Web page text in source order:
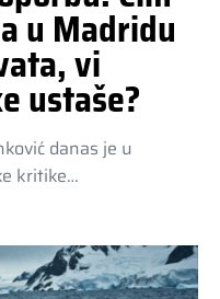
u Madridu
vi
ustaše?
danas je u
kritike…